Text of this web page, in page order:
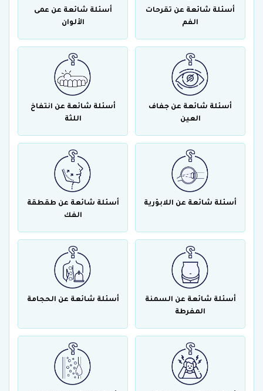
أسئلة شائعة عن تقرحات
الفم
أسئلة شائعة عن عمى
الألوان
أسئلة شائعة عن جفاف
العين
أسئلة شائعة عن انتفاخ
اللثة
أسئلة شائعة عن اللابؤرية
أسئلة شائعة عن طقطقة
الفك
أسئلة شائعة عن السمنة
المفرطة
أسئلة شائعة عن الحجامة